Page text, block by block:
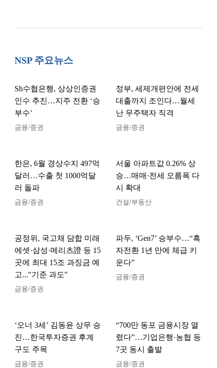
NSP 주요뉴스
Sh수협은행, 상상인증권
인수 추진…지주 전환 ‘승
부수’
금융/증권
정부, 세제개편안에 전세
대출까지 조인다…월세
난 무주택자 직격
금융/증권
한은, 6월 경상수지 497억
달러…수출 첫 1000억달
러 돌파
금융/증권
서울 아파트값 0.26% 상
승…매매·전세 오름폭 다
시 확대
건설/부동산
공정위, 국고채 담합 미래
에셋·삼성·메리츠證 등 15
곳에 최대 15조 과징금 예
고..."기준 과도"
금융/증권
파두, ‘Gen7’ 승부수…“흑
자전환 1년 만에 체급 키
운다”
금융/증권
‘오너 3세’ 김동윤 상무 승
진…한국투자증권 후계
구도 주목
금융/증권
“700만 동포 금융시장 열
렸다”…기업은행·농협 등
7곳 동시 출발
금융/증권